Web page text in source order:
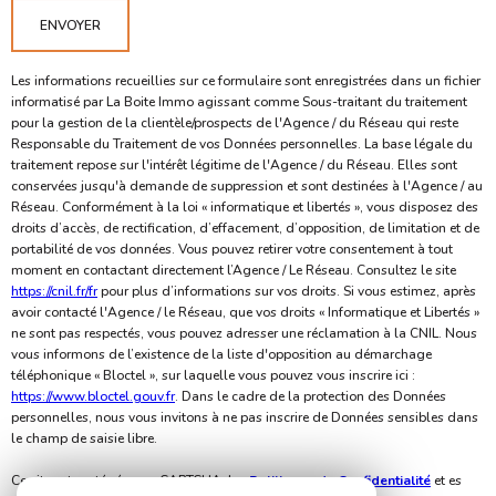
n
é
e
s
o
s
c
o
o
r
d
o
n
n
é
e
s
ENVOYER
Les informations recueillies sur ce formulaire sont enregistrées dans un fichier
informatisé par La Boite Immo agissant comme Sous-traitant du traitement
pour la gestion de la clientèle/prospects de l'Agence / du Réseau qui reste
Responsable du Traitement de vos Données personnelles. La base légale du
traitement repose sur l'intérêt légitime de l'Agence / du Réseau. Elles sont
conservées jusqu'à demande de suppression et sont destinées à l'Agence / au
Réseau. Conformément à la loi « informatique et libertés », vous disposez des
droits d’accès, de rectification, d’effacement, d’opposition, de limitation et de
portabilité de vos données. Vous pouvez retirer votre consentement à tout
moment en contactant directement l’Agence / Le Réseau. Consultez le site
https://cnil.fr/frpour plus d’informations sur vos droits. Si vous estimez, après
avoir contacté l'Agence / le Réseau, que vos droits « Informatique et Libertés »
ne sont pas respectés, vous pouvez adresser une réclamation à la CNIL. Nous
vous informons de l’existence de la liste d'opposition au démarchage
téléphonique « Bloctel », sur laquelle vous pouvez vous inscrire ici :
https://www.bloctel.gouv.fr. Dans le cadre de la protection des Données
personnelles, nous vous invitons à ne pas inscrire de Données sensibles dans
le champ de saisie libre.
Ce site est protégé par reCAPTCHA, lesPolitiques de Confidentialité et es